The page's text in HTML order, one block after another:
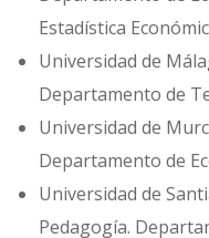
Estadística
Universidad de
Departamento de
Universidad de
Departamento de
Universidad de
Pedagogía.